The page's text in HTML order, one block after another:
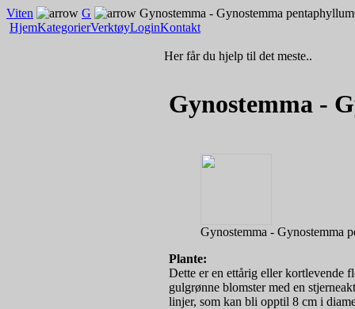
Viten G Gynostemma - Gynostemma pentaphyllum
HjemKategorierVerktøyLoginKontakt
Her får du hjelp til det meste..
Gynostemma -
Gynostemma - Gynostemma
Plante:
Dette er en ettårig eller kortlevende
gulgrønne blomster med en
linjer, som kan bli opptil 8 cm i